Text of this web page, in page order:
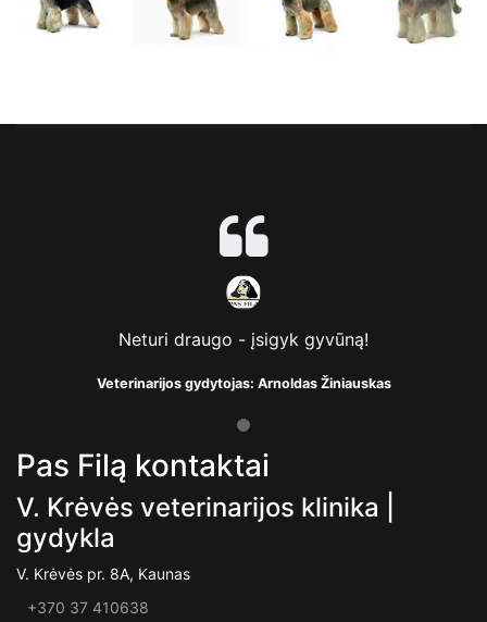
Neturi draugo - įsigyk gyvūną!
Veterinarijos gydytojas: Arnoldas Žiniauskas
Pas Filą kontaktai
V. Krėvės veterinarijos klinika |
gydykla
V. Krėvės pr. 8A, Kaunas
+370 37 410638